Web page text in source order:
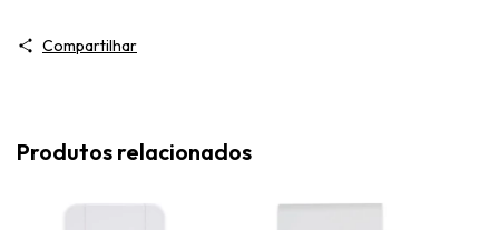
Compartilhar
Produtos relacionados